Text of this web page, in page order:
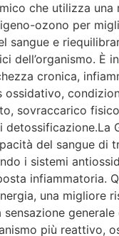
che utilizza una
ozono per
sangue e
dell’organismo. È
cronica,
ossidativo,
sovraccarico
detossificazione.La
del sangue di
i sistemi
infiammatoria.
una migliore
generale
più reattivo,